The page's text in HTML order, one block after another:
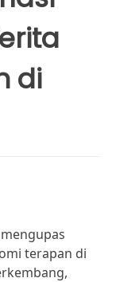
di
terapan di